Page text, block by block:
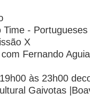
-
X
Fernando
às 23h00
Gaivotas